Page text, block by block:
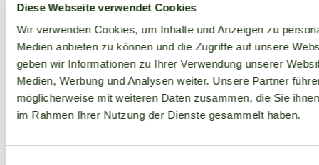
Diese Webseite verwendet Cookies
Wir verwenden Cookies, um Inhalte und Anzeigen zu
Medien anbieten zu können und die Zugriffe auf unsere
geben wir Informationen zu Ihrer Verwendung unserer
Medien, Werbung und Analysen weiter. Unsere Partner
möglicherweise mit weiteren Daten zusammen, die Sie
im Rahmen Ihrer Nutzung der Dienste gesammelt haben.